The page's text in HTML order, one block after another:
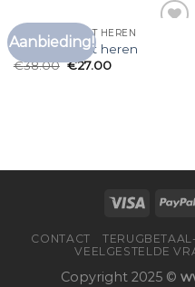
Aanbieding!
VINTAGE T SHIRT HEREN
vintage t shirt heren
€38.00 €27.00
CONTACT
VEELGESTELDE
Copyright 2025 ©